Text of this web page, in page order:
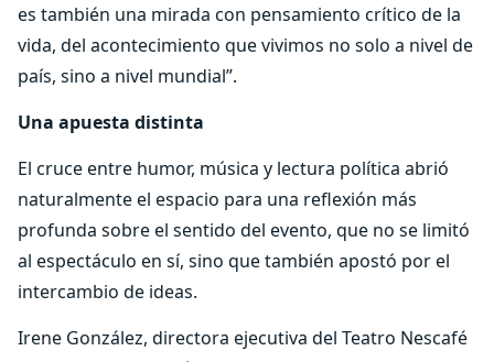
es también una mirada con pensamiento crítico de la
vida, del acontecimiento que vivimos no solo a nivel de
país, sino a nivel mundial”.
Una apuesta distinta
El cruce entre humor, música y lectura política abrió
naturalmente el espacio para una reflexión más
profunda sobre el sentido del evento, que no se limitó
al espectáculo en sí, sino que también apostó por el
intercambio de ideas.
Irene González, directora ejecutiva del Teatro Nescafé